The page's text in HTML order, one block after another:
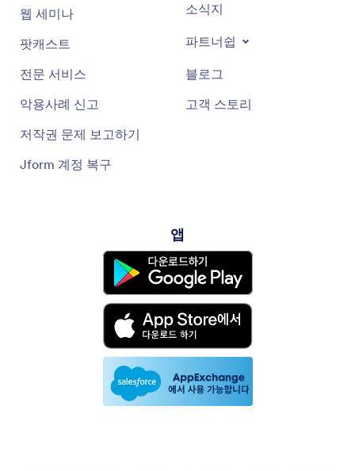
웹 세미나
팟캐스트
전문 서비스
악용사례 신고
저작권 문제 보고하기
Jform 계정 복구
소식지
파트너쉽
블로그
고객 스토리
앱